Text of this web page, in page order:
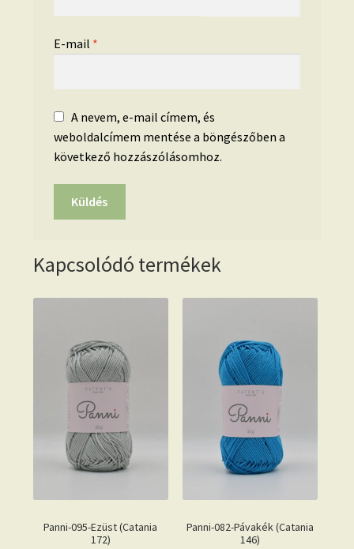
E-mail *
A nevem, e-mail címem, és
weboldalcímem mentése a böngészőben a
következő hozzászólásomhoz.
Kapcsolódó termékek
Panni-095-Ezüst (Catania
172)
Panni-082-Pávakék (Catania
146)